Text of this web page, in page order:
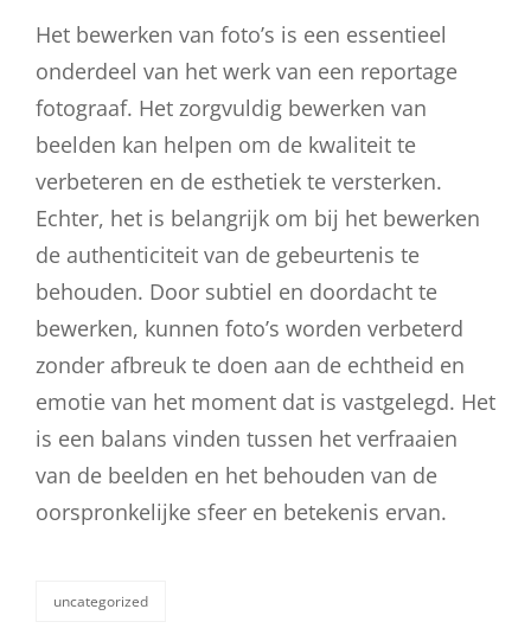
Het bewerken van foto’s is een essentieel
onderdeel van het werk van een reportage
fotograaf. Het zorgvuldig bewerken van
beelden kan helpen om de kwaliteit te
verbeteren en de esthetiek te versterken.
Echter, het is belangrijk om bij het bewerken
de authenticiteit van de gebeurtenis te
behouden. Door subtiel en doordacht te
bewerken, kunnen foto’s worden verbeterd
zonder afbreuk te doen aan de echtheid en
emotie van het moment dat is vastgelegd. Het
is een balans vinden tussen het verfraaien
van de beelden en het behouden van de
oorspronkelijke sfeer en betekenis ervan.
categorieën
uncategorized